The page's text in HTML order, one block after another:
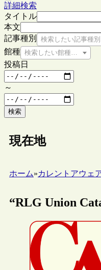
詳細検索
タイトル
本文
記事種別
検索したい記事種
館種 検索したい館種を選択し
投稿日
～
検索
現在地
ホーム»カレントアウェ
“RLG Union